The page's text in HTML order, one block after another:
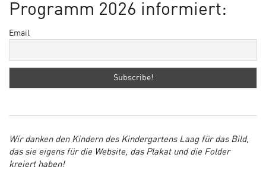
Programm 2026 informiert:
Email
Wir danken den Kindern des Kindergartens Laag für das Bild,
das sie eigens für die Website, das Plakat und die Folder
kreiert haben!